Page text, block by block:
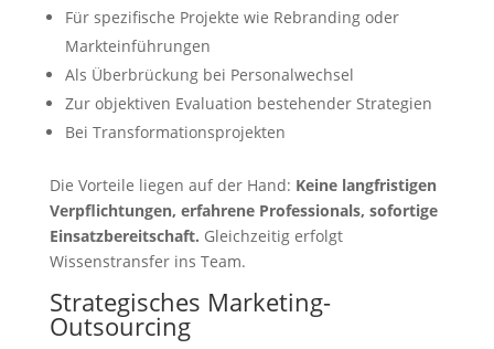
Für spezifische Projekte wie Rebranding oder
Markteinführungen
Als Überbrückung bei Personalwechsel
Zur objektiven Evaluation bestehender Strategien
Bei Transformationsprojekten
Die Vorteile liegen auf der Hand: Keine langfristigen
Verpflichtungen, erfahrene Professionals, sofortige
Einsatzbereitschaft. Gleichzeitig erfolgt
Wissenstransfer ins Team.
Strategisches Marketing-
Outsourcing